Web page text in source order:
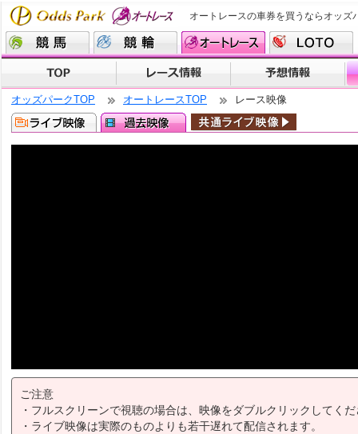
オートレースの車券を買うならオッズ
オッズパークTOP オートレースTOP レース映像
ご注意
・フルスクリーンで視聴の場合は、映像をダブルクリックしてく
・ライブ映像は実際のものよりも若干遅れて配信されます。